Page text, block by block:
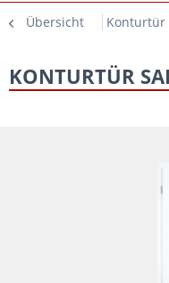
Übersicht Konturtür
KONTURTÜR